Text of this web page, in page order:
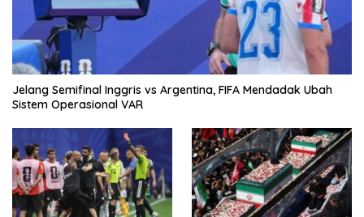
Jelang Semifinal Inggris vs Argentina, FIFA Mendadak Ubah
Sistem Operasional VAR